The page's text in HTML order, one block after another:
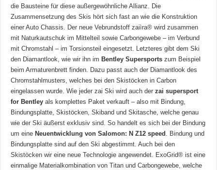
die Bausteine für diese außergewöhnliche Allianz. Die
Zusammensetzung des Skis hört sich fast an wie die Konstruktion
einer Auto Chassis. Der neue Vebrundstoff zaiìra® wird zusammen
mit Naturkautschuk im Mittelteil sowie Carbongewebe – im Verbund
mit Chromstahl – im Torsionsteil eingesetzt. Letzteres gibt dem Ski
den Diamantlook, wie wir ihn im Bentley Supersportszum Beispiel
beim Armaturenbrett finden. Dazu passt auch der Diamantlook des
Chromstahlmusters, welches bei den Skistöcken in Carbon
eingelassen wurde. Wie jeder zai Ski wird auch derzai supersport
for Bentley als komplettes Paket verkauft – also mit Bindung,
Bindungsplatte, Skistöcken, Skiband und Skitasche, welche genau
wie der Ski äußerst exklusiv sind. So handelt es sich bei der Bindung
um eine Neuentwicklung von Salomon: N Z12 speed . Bindung und
Bindungsplatte sind auf den Ski abgestimmt. Auch bei den
Skistöcken wir eine neue Technologie angewendet. ExoGrid® ist eine
einmalige Materialkombination von Titan und Carbongewebe, welche